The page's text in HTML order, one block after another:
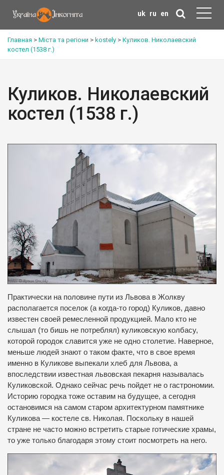
uk ru en
Главная > Міста та регіони > kostely > Куликов. Николаевский
костел (1538 г.)
Куликов. Николаевский
костел (1538 г.)
Практически на половине пути из Львова в Жолкву
располагается поселок (а когда-то город) Куликов, давно
известен своей ремесленной продукцией. Мало кто не
слышал (то бишь не потреблял) куликовскую колбасу,
которой городок славится уже не одно столетие. Наверное,
меньше людей знают о таком факте, что в свое время
именно в Куликове выпекали хлеб для Львова, а
впоследствии известная львовская пекарня называлась
Куликовской. Однако сейчас речь пойдет не о гастрономии.
Историю городка тоже оставим на будущее, а сегодня
остановимся на самом старом архитектурном памятнике
Куликова — костеле св. Николая. Поскольку в нашей
стране не часто можно встретить старые готические храмы,
то уже только благодаря этому стоит посмотреть на него.